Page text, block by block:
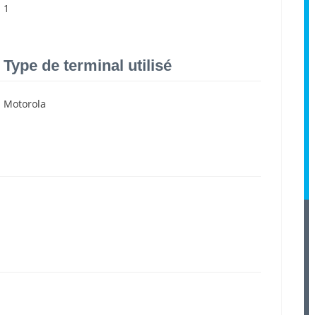
1
Type de terminal utilisé
Motorola